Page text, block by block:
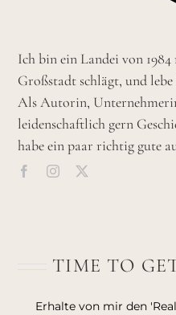
Ich bin ein Landei von
Großstadt schlägt, und
Als Autorin,
leidenschaftlich gern
habe ein paar richtig gute
TIME TO
Erhalte von mir den